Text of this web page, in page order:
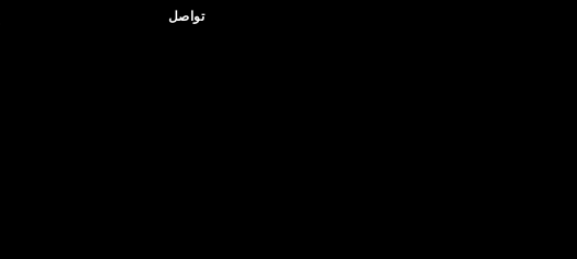
تواصل